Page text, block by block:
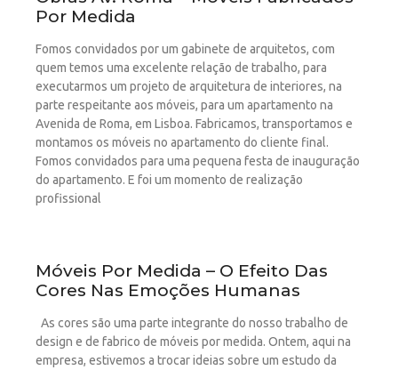
Por Medida
Fomos convidados por um gabinete de arquitetos, com
quem temos uma excelente relação de trabalho, para
executarmos um projeto de arquitetura de interiores, na
parte respeitante aos móveis, para um apartamento na
Avenida de Roma, em Lisboa. Fabricamos, transportamos e
montamos os móveis no apartamento do cliente final.
Fomos convidados para uma pequena festa de inauguração
do apartamento. E foi um momento de realização
profissional
Móveis Por Medida – O Efeito Das
Cores Nas Emoções Humanas
As cores são uma parte integrante do nosso trabalho de
design e de fabrico de móveis por medida. Ontem, aqui na
empresa, estivemos a trocar ideias sobre um estudo da